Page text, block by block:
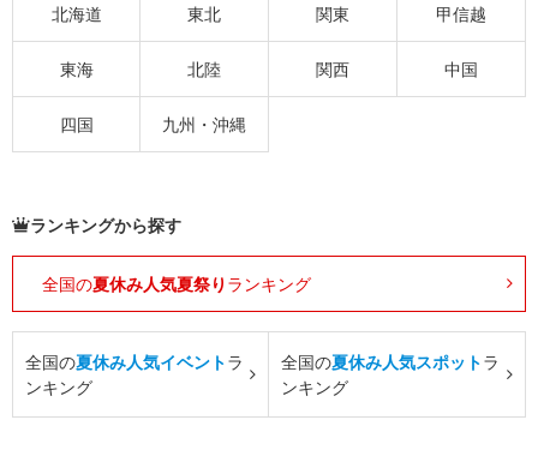
北海道 東北 関東 甲信越
東海 北陸 関西 中国
四国 九州・沖縄
ランキングから探す
全国の夏休み人気夏祭り ランキング
全国の夏休み人気イベントラ
ンキング
全国の夏休み人気スポットラ
ンキング